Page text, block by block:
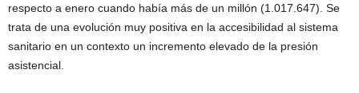
respecto a enero cuando había más de un millón (1.017.647). Se
trata de una evolución muy positiva en la accesibilidad al sistema
sanitario en un contexto un incremento elevado de la presión
asistencial.